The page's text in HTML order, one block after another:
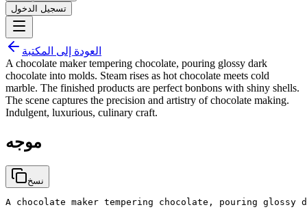
تسجيل الدخول
العودة إلى المكتبة
A chocolate maker tempering chocolate, pouring glossy dark
chocolate into molds. Steam rises as hot chocolate meets cold
marble. The finished products are perfect bonbons with shiny shells.
The scene captures the precision and artistry of chocolate making.
Indulgent, luxurious, culinary craft.
موجه
نسخ
A chocolate maker tempering chocolate, pouring